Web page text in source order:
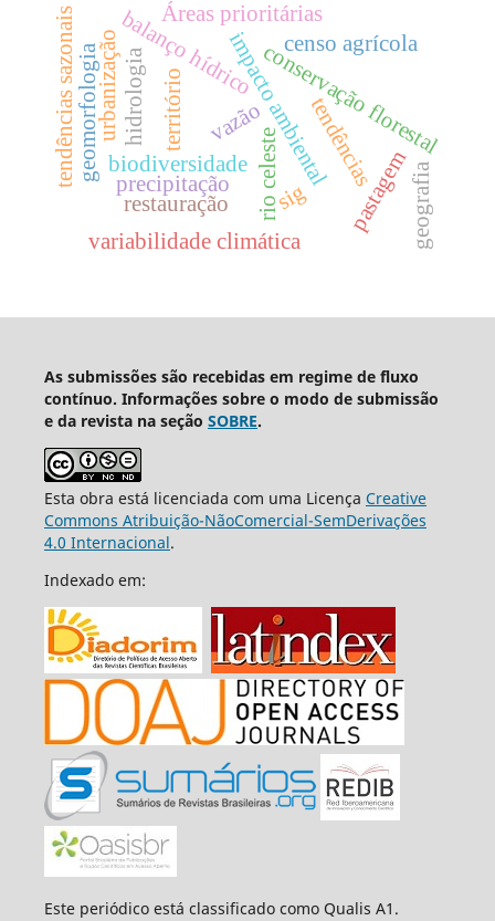
conservação florestal
impacto ambientalcenso agrícola
biodiversidade rio celeste tendências
precipitação
vazão
balanço hídrico
geomorfologia hidrologia
tendências sazonais
variabilidade climática
território
restauração pastagem
Áreas prioritárias
urbanização
geografia
sig
As submissões são recebidas em regime de fluxo
contínuo. Informações sobre o modo de submissão
e da revista na seção SOBRE.
Esta obra está licenciada com uma Licença Creative
Commons Atribuição-NãoComercial-SemDerivações
4.0 Internacional.
Indexado em:
Este periódico está classificado como Qualis A1.